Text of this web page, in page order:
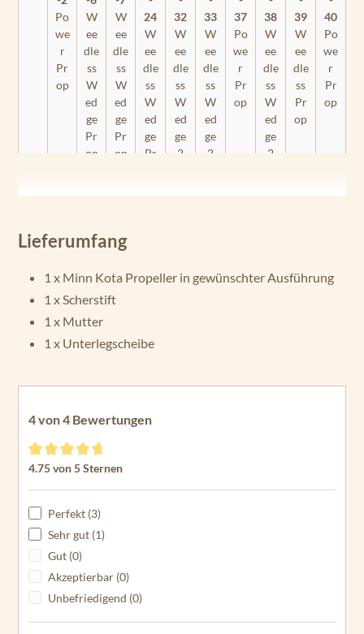
Po
we
r
Pr
op
W
ee
dle
ss
W
ed
ge
Pr
op
W
ee
dle
ss
W
ed
ge
Pr
op
24
W
ee
dle
ss
W
ed
ge
Pr
32
W
ee
dle
ss
W
ed
ge
2
33
W
ee
dle
ss
W
ed
ge
2
37
Po
we
r
Pr
op
38
W
ee
dle
ss
W
ed
ge
2
39
W
ee
dle
ss
Pr
op
40
Po
we
r
Pr
op
du
ra
En
34
En
ra
C2
En
du
Lieferumfang
1 x Minn Kota Propeller in gewünschter Ausführung
1 x Scherstift
1 x Mutter
1 x Unterlegscheibe
4 von 4 Bewertungen
Durchschnittliche Bewertung von 4.75 von 5 Sternen
4.75 von 5 Sternen
Perfekt (3)
Sehr gut (1)
Gut (0)
Akzeptierbar (0)
Unbefriedigend (0)